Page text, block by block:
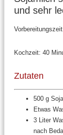
und sehr
Kochzeit: 40
Zutaten
500 g
Etwas
3 Liter
nach